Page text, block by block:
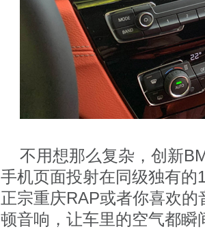
不用想那么复杂，创新
手机页面投射在同级独有
正宗重庆RAP或者你喜欢
顿音响，让车里的空气都